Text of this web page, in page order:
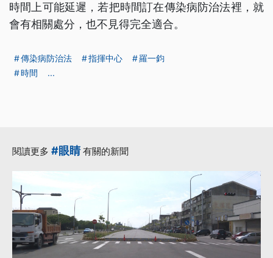
時間上可能延遲，若把時間訂在傳染病防治法裡，就
會有相關處分，也不見得完全適合。
傳染病防治法 指揮中心
羅一鈞
時間
...
閱讀更多 #眼睛有關的新聞